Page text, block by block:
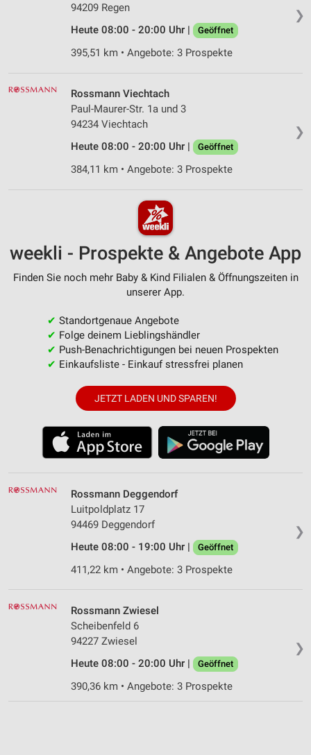
❯
94209 Regen
Heute 08:00 - 20:00 Uhr |
Geöffnet
395,51 km • Angebote: 3 Prospekte
❯
Rossmann Viechtach
Paul-Maurer-Str. 1a und 3
94234 Viechtach
Heute 08:00 - 20:00 Uhr |
Geöffnet
384,11 km • Angebote: 3 Prospekte
weekli - Prospekte & Angebote App
Finden Sie noch mehr Baby & Kind Filialen & Öffnungszeiten in
unserer App.
✔ Standortgenaue Angebote
✔ Folge deinem Lieblingshändler
✔ Push-Benachrichtigungen bei neuen Prospekten
✔ Einkaufsliste - Einkauf stressfrei planen
JETZT LADEN UND SPAREN!
❯
Rossmann Deggendorf
Luitpoldplatz 17
94469 Deggendorf
Heute 08:00 - 19:00 Uhr |
Geöffnet
411,22 km • Angebote: 3 Prospekte
❯
Rossmann Zwiesel
Scheibenfeld 6
94227 Zwiesel
Heute 08:00 - 20:00 Uhr |
Geöffnet
390,36 km • Angebote: 3 Prospekte